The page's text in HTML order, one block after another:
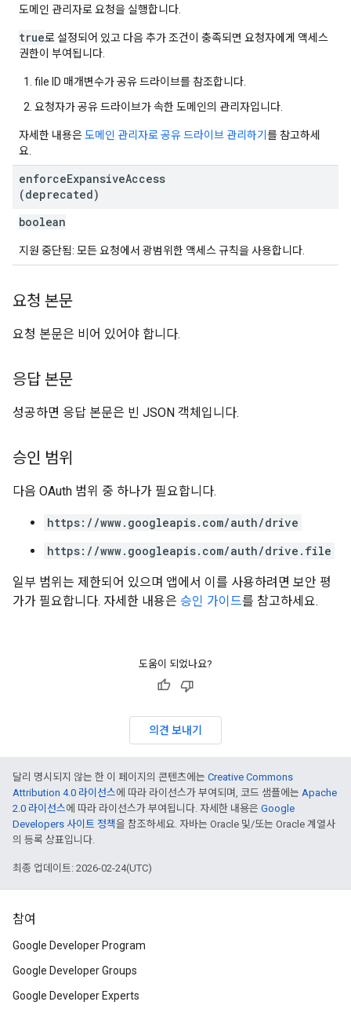
도메인 관리자로 요청을 실행합니다.
true로 설정되어 있고 다음 추가 조건이 충족되면 요청자에게 액세스
권한이 부여됩니다.
file ID 매개변수가 공유 드라이브를 참조합니다.
요청자가 공유 드라이브가 속한 도메인의 관리자입니다.
자세한 내용은도메인 관리자로 공유 드라이브 관리하기 를 참고하세
요.
enforceExpansiveAccess
(deprecated)
boolean
지원 중단됨: 모든 요청에서 광범위한 액세스 규칙을 사용합니다.
요청 본문
요청 본문은 비어 있어야 합니다.
응답 본문
성공하면 응답 본문은 빈 JSON 객체입니다.
승인 범위
다음 OAuth 범위 중 하나가 필요합니다.
https://www.googleapis.com/auth/drive
https://www.googleapis.com/auth/drive.file
일부 범위는 제한되어 있으며 앱에서 이를 사용하려면 보안 평
가가 필요합니다. 자세한 내용은 승인 가이드를 참고하세요.
도움이 되었나요?
의견 보내기
달리 명시되지 않는 한 이 페이지의 콘텐츠에는 Creative Commons
Attribution 4.0 라이선스에 따라 라이선스가 부여되며, 코드 샘플에는 Apache
2.0 라이선스에 따라 라이선스가 부여됩니다. 자세한 내용은 Google
Developers 사이트 정책을 참조하세요. 자바는 Oracle 및/또는 Oracle 계열사
의 등록 상표입니다.
최종 업데이트: 2026-02-24(UTC)
참여
Google Developer Program
Google Developer Groups
Google Developer Experts